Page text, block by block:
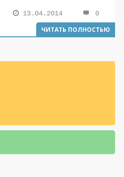
13.04.2014
0
ЧИТАТЬ ПОЛНОСТЬЮ